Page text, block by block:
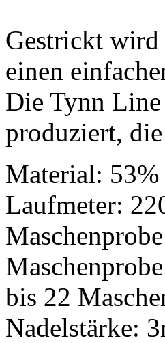
Gestrickt wird
einen
Die Tynn
produziert,
Material:
Laufmeter:
bis 22
Nadelstärke: